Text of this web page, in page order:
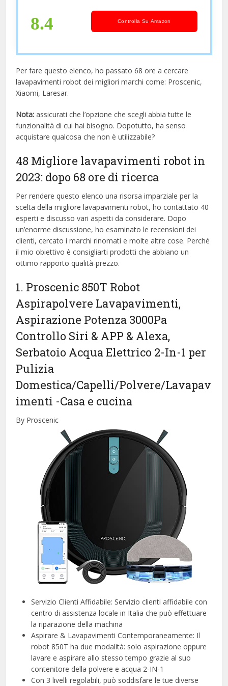
Peli Animali, Autonomia 170min,
WiFi/APP/Alexa
8.4 Controlla Su Amazon
Per fare questo elenco, ho passato 68 ore a cercare
lavapavimenti robot dei migliori marchi come: Proscenic,
Xiaomi, Laresar.
Nota: assicurati che l’opzione che scegli abbia tutte le
funzionalità di cui hai bisogno. Dopotutto, ha senso
acquistare qualcosa che non è utilizzabile?
48 Migliore lavapavimenti robot in
2023: dopo 68 ore di ricerca
Per rendere questo elenco una risorsa imparziale per la
scelta della migliore lavapavimenti robot, ​​ho contattato 40
esperti e discusso vari aspetti da considerare. Dopo
un’enorme discussione, ho esaminato le recensioni dei
clienti, cercato i marchi rinomati e molte altre cose. Perché
il mio obiettivo è consigliarti prodotti che abbiano un
ottimo rapporto qualità-prezzo.
1. Proscenic 850T Robot
Aspirapolvere Lavapavimenti,
Aspirazione Potenza 3000Pa
Controllo Siri & APP & Alexa,
Serbatoio Acqua Elettrico 2-In-1 per
Pulizia
Domestica/Capelli/Polvere/Lavapav
imenti -Casa e cucina
By Proscenic
Servizio Clienti Affidabile: Servizio clienti affidabile con
centro di assistenza locale in Italia che può effettuare
la riparazione della machina
Aspirare & Lavapavimenti Contemporaneamente: Il
robot 850T ha due modalità: solo aspirazione oppure
lavare e aspirare allo stesso tempo grazie al suo
contenitore della polvere e acqua 2-IN-1
Con 3 livelli regolabili, può soddisfare le tue diverse